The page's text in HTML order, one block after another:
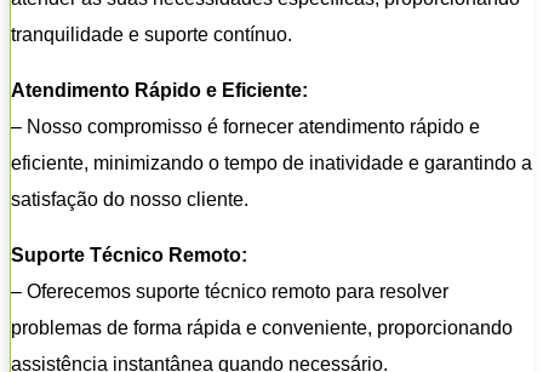
tranquilidade e suporte contínuo.
Atendimento Rápido e Eficiente:
– Nosso compromisso é fornecer atendimento rápido e
eficiente, minimizando o tempo de inatividade e garantindo a
satisfação do nosso cliente.
Suporte Técnico Remoto:
– Oferecemos suporte técnico remoto para resolver
problemas de forma rápida e conveniente, proporcionando
assistência instantânea quando necessário.